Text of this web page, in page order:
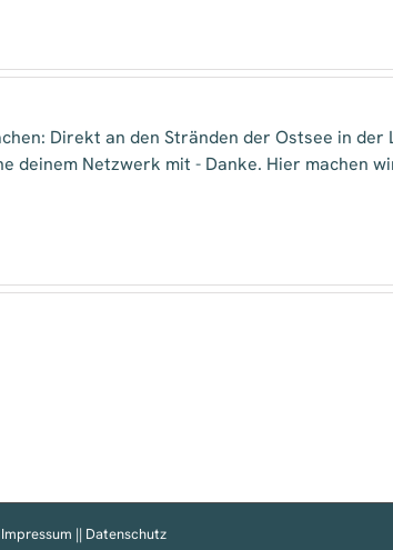
Direkt an den Stränden der Ostsee in der
deinem Netzwerk mit - Danke. Hier machen
Impressum || Datenschutz